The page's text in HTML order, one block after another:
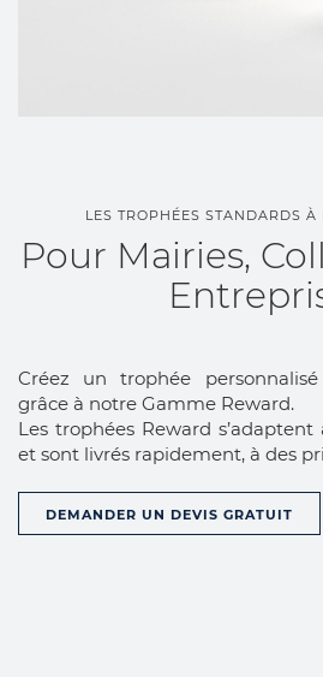
LES TROPHÉES STANDARDS À
Pour Mairies,
Créez un trophée
grâce à notre Gamme Reward.
Les trophées Reward
et sont livrés rapidement, à des
DEMANDER UN DEVIS GRATUIT